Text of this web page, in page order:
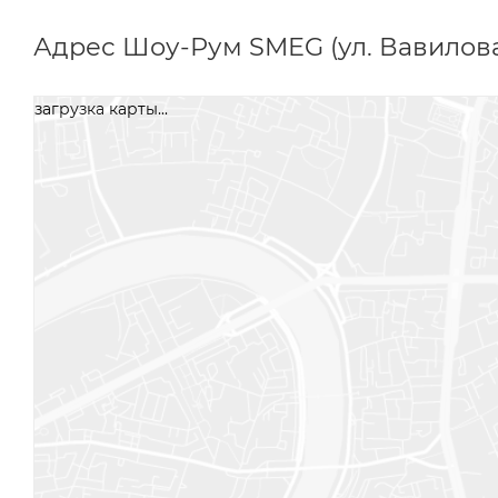
Адрес Шоу-Рум SMEG (ул.
загрузка карты...